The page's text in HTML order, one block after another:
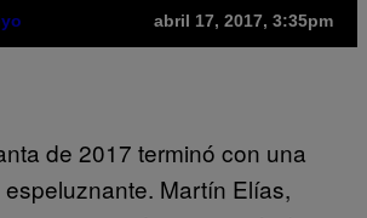
abril 17, 2017, 3:35pm
de 2017 terminó con una
Martín Elías,